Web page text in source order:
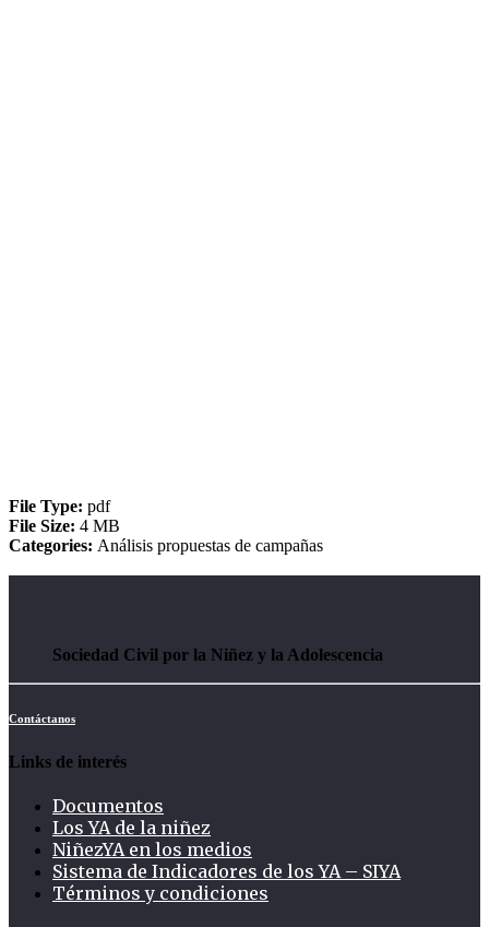
File Type: pdf
File Size: 4 MB
Categories: Análisis propuestas de campañas
Sociedad Civil por la Niñez y la Adolescencia
Contáctanos
Links de interés
Documentos
Los YA de la niñez
NiñezYA en los medios
Sistema de Indicadores de los YA – SIYA
Términos y condiciones